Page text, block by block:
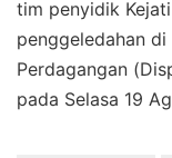
tim penyidik
penggeledahan
Perdagangan
pada Selasa 19